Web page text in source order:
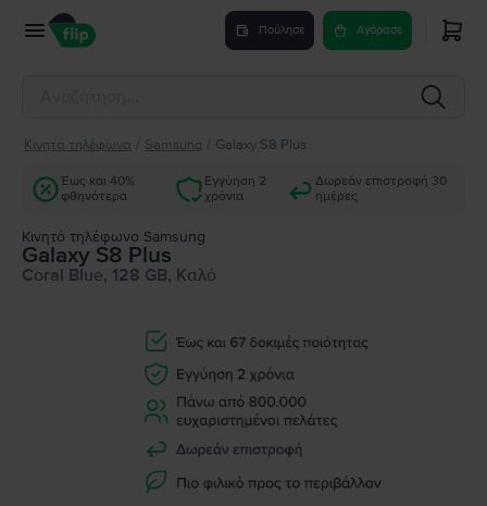
Πούλησε Αγόρασε
Κινητά τηλέφωνα Samsung Galaxy S8 Plus
Έως και 40%
φθηνότερα
Εγγύηση 2
χρόνια
Δωρεάν επιστροφή 30
ημέρες
Κινητό τηλέφωνο Samsung
Galaxy S8 Plus
Coral Blue, 128 GB, Καλό